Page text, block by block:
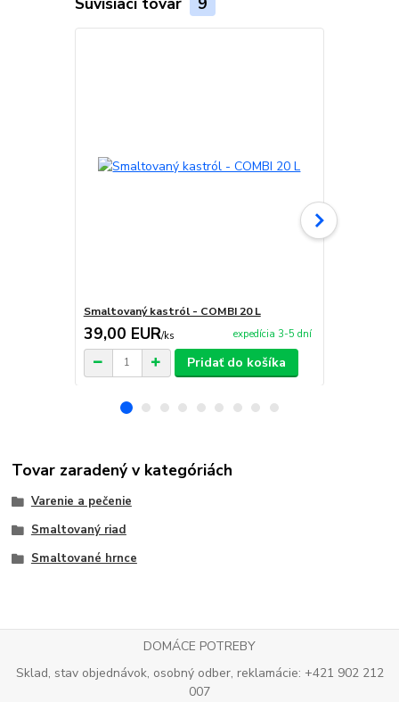
Smaltovaný kastról - COMBI 20 L
39,00 EUR/ks expedícia 3-5 dní
Pridať do košíka
Tovar zaradený v kategóriách
Varenie a pečenie
Smaltovaný riad
Smaltované hrnce
DOMÁCE POTREBY
Sklad, stav objednávok, osobný odber, reklamácie: +421 902 212
007